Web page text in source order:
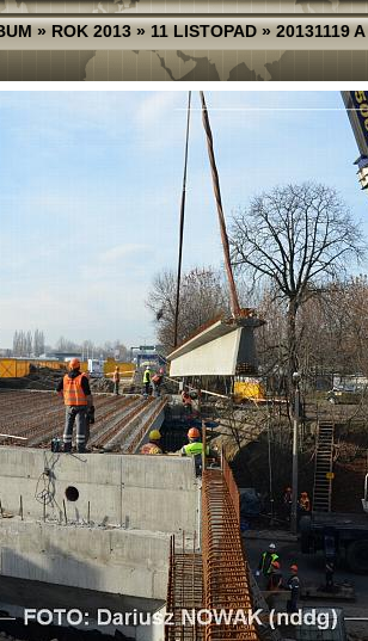
»ROK 2013»11 LISTOPAD»20131119 A